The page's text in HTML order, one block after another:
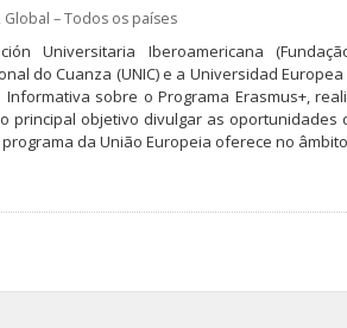
, Global – Todos os países
Universitaria Iberoamericana
do Cuanza (UNIC) e a Universidad
Informativa sobre o Programa Erasmus+,
principal objetivo divulgar as
da União Europeia oferece no